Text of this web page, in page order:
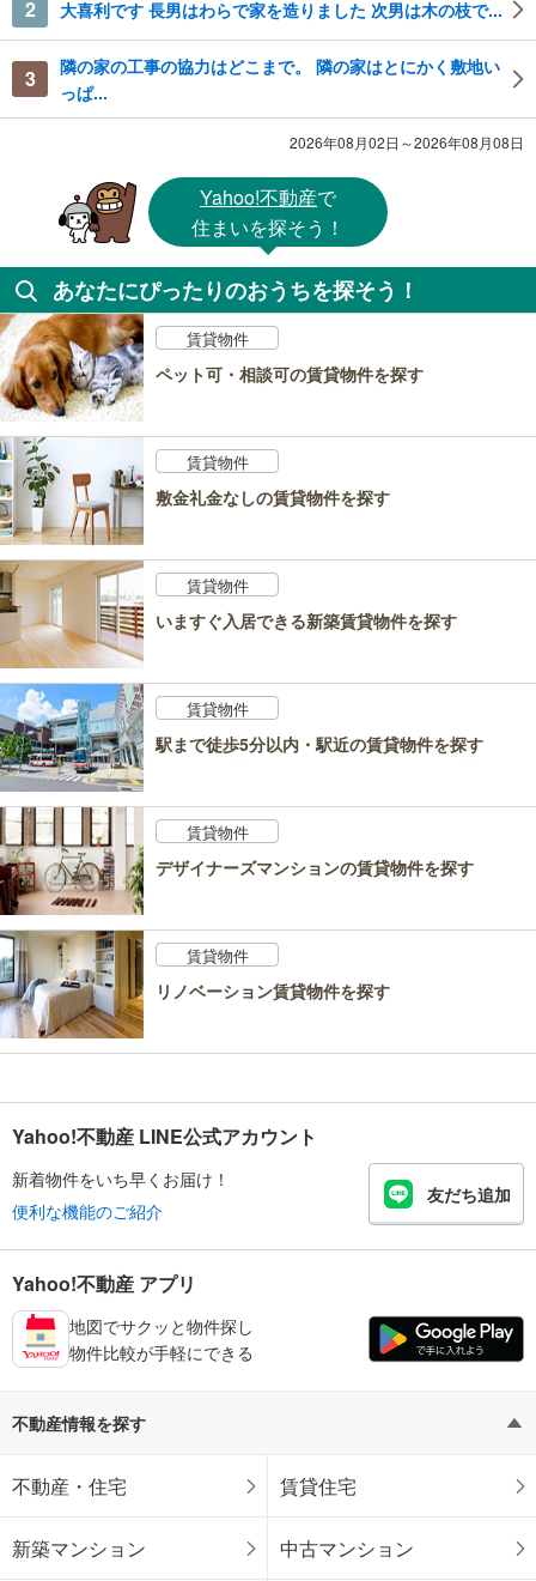
2 大喜利です 長男はわらで家を造りました 次男は木の枝で...
3
隣の家の工事の協力はどこまで。 隣の家はとにかく敷地い
っぱ...
2026年08月02日～2026年08月08日
Yahoo!不動産で
住まいを探そう！
あなたにぴったりのおうちを探そう！
賃貸物件
ペット可・相談可の賃貸物件を探す
賃貸物件
敷金礼金なしの賃貸物件を探す
賃貸物件
いますぐ入居できる新築賃貸物件を探す
賃貸物件
駅まで徒歩5分以内・駅近の賃貸物件を探す
賃貸物件
デザイナーズマンションの賃貸物件を探す
賃貸物件
リノベーション賃貸物件を探す
Yahoo!不動産 LINE公式アカウント
新着物件をいち早くお届け！
便利な機能のご紹介
友だち追加
Yahoo!不動産 アプリ
地図でサクッと物件探し
物件比較が手軽にできる
不動産情報を探す
不動産・住宅 賃貸住宅
新築マンション 中古マンション